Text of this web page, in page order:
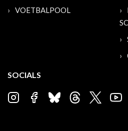
VOETBALPOOL
SOCIALS